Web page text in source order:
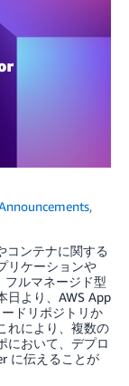
,
コンテナに関する
リケーションや
フルマネージド型
日より、AWS App
ドリポジトリか
れにより、複数の
において、デプロ
に伝えることが